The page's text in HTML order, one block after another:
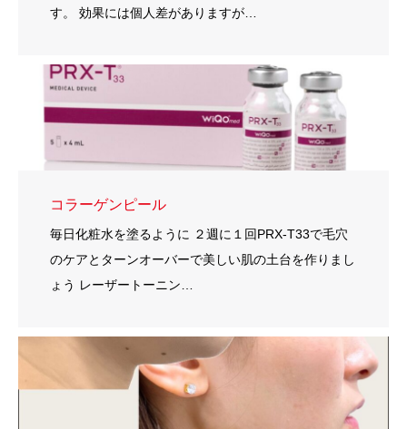
す。 効果には個人差がありますが…
コラーゲンピール
毎日化粧水を塗るように ２週に１回PRX-T33で毛穴
のケアとターンオーバーで美しい肌の土台を作りまし
ょう レーザートーニン…